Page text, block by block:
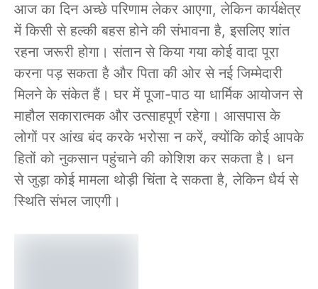
आज का दिन अच्छे परिणाम लेकर आएगा, लेकिन कार्यक्षेत्र
में किसी से हल्की बहस होने की संभावना है, इसलिए शांत
रहना जरूरी होगा। संतान से किया गया कोई वादा पूरा
करना पड़ सकता है और पिता की ओर से नई जिम्मेदारी
मिलने के संकेत हैं। घर में पूजा-पाठ या धार्मिक आयोजन से
माहौल सकारात्मक और उत्साहपूर्ण रहेगा। आसपास के
लोगों पर आंख बंद करके भरोसा न करें, क्योंकि कोई आपके
हितों को नुकसान पहुंचाने की कोशिश कर सकता है। धन
से जुड़ा कोई मामला थोड़ी चिंता दे सकता है, लेकिन धैर्य से
स्थिति संभल जाएगी।